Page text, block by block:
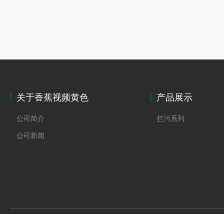
关于香蕉视频黄色
公司简介
公司新闻
产品展示
拦污系列